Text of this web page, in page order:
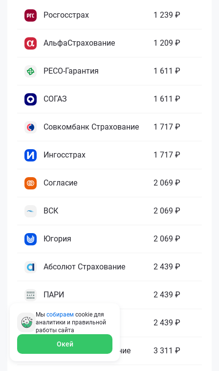
Росгосстрах 1 239 ₽
АльфаСтрахование 1 209 ₽
РЕСО-Гарантия 1 611 ₽
СОГАЗ 1 611 ₽
Совкомбанк Страхование 1 717 ₽
Ингосстрах 1 717 ₽
Согласие 2 069 ₽
ВСК 2 069 ₽
Югория 2 069 ₽
Абсолют Страхование 2 439 ₽
ПАРИ 2 439 ₽
Гелиос 2 439 ₽
Ренессанс Страхование 3 311 ₽
Мы собираем cookie для
аналитики и правильной
работы сайта
Окей